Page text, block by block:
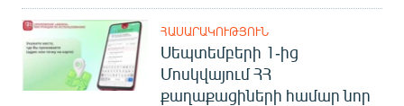
ՀԱՍԱՐԱԿՈՒԹՅՈՒՆ
Սեպտեմբերի 1-ից
Մոսկվայում ՀՀ
քաղաքացիների համար նոր